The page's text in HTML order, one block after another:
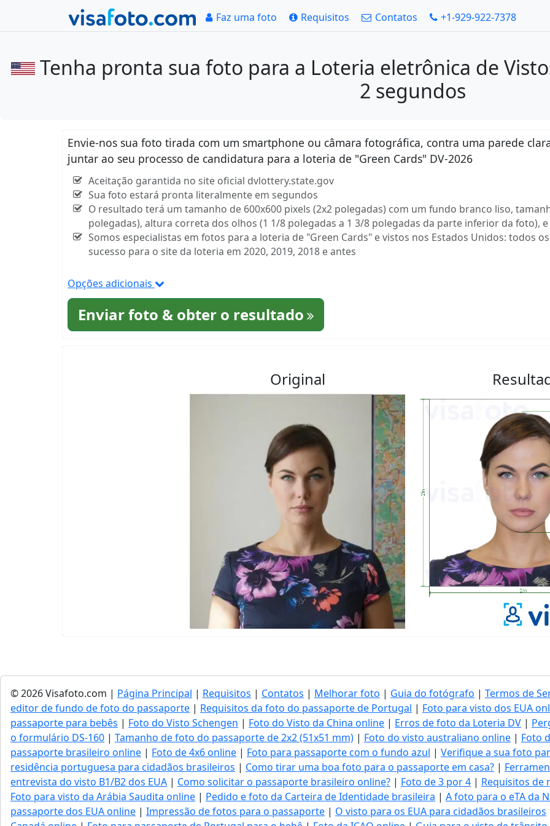
Faz uma foto Requisitos Contatos +1-929-922-7378
Tenha pronta sua foto para a Loteria eletrônica de
2 segundos
Envie-nos sua foto tirada com um smartphone ou câmara fotográfica, contra uma parede
juntar ao seu processo de candidatura para a loteria de "Green Cards" DV-2026
Aceitação garantida no site oficial dvlottery.state.gov
Sua foto estará pronta literalmente em segundos
O resultado terá um tamanho de 600x600 pixels (2x2 polegadas) com um fundo branco liso,
polegadas), altura correta dos olhos (1 1/8 polegadas a 1 3/8 polegadas da parte inferior da foto),
Somos especialistas em fotos para a loteria de "Green Cards" e vistos nos Estados Unidos: todos
sucesso para o site da loteria em 2020, 2019, 2018 e antes
Opções adicionais
Enviar foto & obter o resultado
Original
© 2026 Visafoto.com | Página Principal | Requisitos | Contatos | Melhorar foto | Guia do fotógrafo | Termos de
editor de fundo de foto do passaporte | Requisitos da foto do passaporte de Portugal | Foto para visto dos EUA
passaporte para bebês | Foto do Visto Schengen | Foto do Visto da China online | Erros de foto da Loteria DV |
o formulário DS-160 | Tamanho de foto do passaporte de 2x2 (51x51 mm) | Foto do visto australiano online | Foto
passaporte brasileiro online | Foto de 4x6 online | Foto para passaporte com o fundo azul | Verifique a sua foto
residência portuguesa para cidadãos brasileiros | Como tirar uma boa foto para o passaporte em casa? |
entrevista do visto B1/B2 dos EUA | Como solicitar o passaporte brasileiro online? | Foto de 3 por 4 | Requisitos de
Foto para visto da Arábia Saudita online | Pedido e foto da Carteira de Identidade brasileira | A foto para o eTA da
passaporte dos EUA online | Impressão de fotos para o passaporte | O visto para os EUA para cidadãos brasileiros